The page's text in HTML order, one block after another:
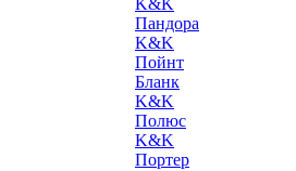
K&K
Пандора
K&K
Пойнт
Бланк
K&K
Полюс
K&K
Портер